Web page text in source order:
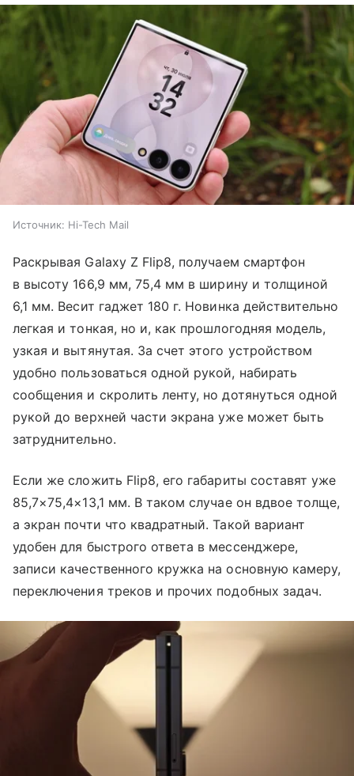
Источник: Hi-Tech Mail
Раскрывая Galaxy Z Flip8, получаем смартфон
в высоту 166,9 мм, 75,4 мм в ширину и толщиной
6,1 мм. Весит гаджет 180 г. Новинка действительно
легкая и тонкая, но и, как прошлогодняя модель,
узкая и вытянутая. За счет этого устройством
удобно пользоваться одной рукой, набирать
сообщения и скролить ленту, но дотянуться одной
рукой до верхней части экрана уже может быть
затруднительно.
Если же сложить Flip8, его габариты составят уже
85,7×75,4×13,1 мм. В таком случае он вдвое толще,
а экран почти что квадратный. Такой вариант
удобен для быстрого ответа в мессенджере,
записи качественного кружка на основную камеру,
переключения треков и прочих подобных задач.